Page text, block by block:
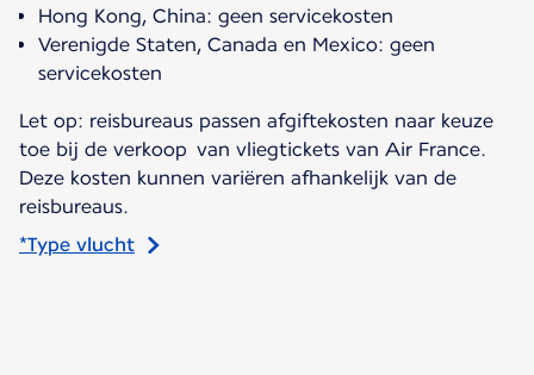
Hong Kong, China: geen servicekosten
Verenigde Staten, Canada en Mexico: geen
servicekosten
Let op: reisbureaus passen afgiftekosten naar keuze
toe bij de verkoop van vliegtickets van Air France.
Deze kosten kunnen variëren afhankelijk van de
reisbureaus.
*Type vlucht